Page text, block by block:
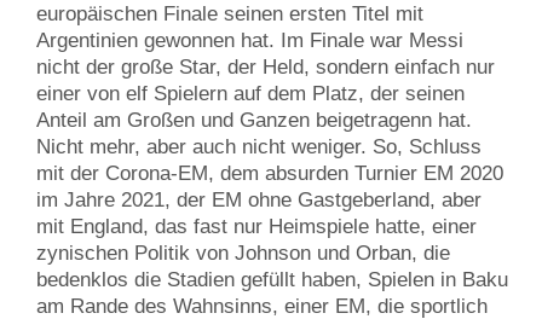
europäischen Finale seinen ersten Titel mit
Argentinien gewonnen hat. Im Finale war Messi
nicht der große Star, der Held, sondern einfach nur
einer von elf Spielern auf dem Platz, der seinen
Anteil am Großen und Ganzen beigetragenn hat.
Nicht mehr, aber auch nicht weniger. So, Schluss
mit der Corona-EM, dem absurden Turnier EM 2020
im Jahre 2021, der EM ohne Gastgeberland, aber
mit England, das fast nur Heimspiele hatte, einer
zynischen Politik von Johnson und Orban, die
bedenklos die Stadien gefüllt haben, Spielen in Baku
am Rande des Wahnsinns, einer EM, die sportlich